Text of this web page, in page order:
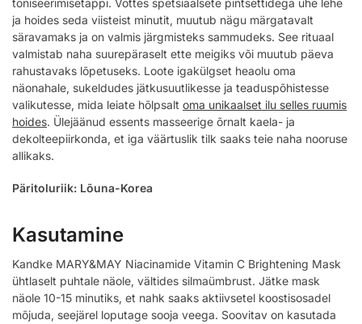
ja hoides seda viisteist minutit, muutub nägu märgatavalt
säravamaks ja on valmis järgmisteks sammudeks. See rituaal
valmistab naha suurepäraselt ette meigiks või muutub päeva
rahustavaks lõpetuseks. Loote igakülgset heaolu oma
näonahale, sukeldudes jätkusuutlikesse ja teaduspõhistesse
valikutesse, mida leiate hõlpsalt oma unikaalset ilu selles ruumis
hoides. Ülejäänud essents masseerige õrnalt kaela- ja
dekolteepiirkonda, et iga väärtuslik tilk saaks teie naha nooruse
allikaks.
Päritoluriik: Lõuna-Korea
Kasutamine
Kandke MARY&MAY Niacinamide Vitamin C Brightening Mask
ühtlaselt puhtale näole, vältides silmaümbrust. Jätke mask
näole 10-15 minutiks, et nahk saaks aktiivsetel koostisosadel
mõjuda, seejärel loputage sooja veega. Soovitav on kasutada